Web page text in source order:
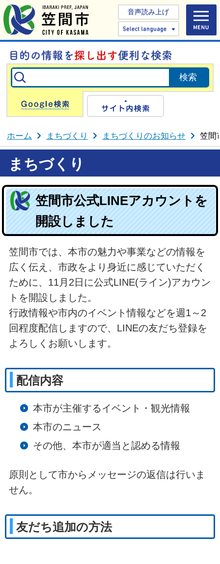
音声読み上げ
Select
Google検索
ホーム まちづくり まちづくりのお知らせ 笠間
まちづくり
笠間市公式LINEアカウントを
開設しました
笠間市では、本市の魅力や事業などの情報を
広く伝え、市政をより身近に感じていただく
ために、11月2日に公式LINE(ライン)アカウン
トを開設しました。
行政情報や市内のイベント情報などを週1～2
回程度配信しますので、LINEの友だち登録を
よろしくお願いします。
配信内容
本市が主催するイベント・観光情報
本市のニュース
その他、本市が適当と認める情報
原則として市からメッセージの返信は行いま
せん。
友だち追加の方法